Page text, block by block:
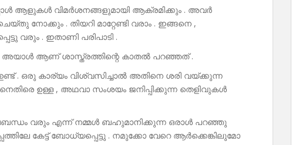
ആളുകൾ വിമർശനങ്ങളുമായി ആക്രമിക്കും . അവർ
നോക്കും . തിയറി മാറ്റേണ്ടി വരാം . ഇങ്ങനെ ,
വരും . ഇതാണി പരിപാടി .
അയാൾ ആണ് ശാസ്ത്രത്തിന്റെ കാതൽ പറഞ്ഞത് .
. ഒരു കാര്യം വിശ്വസിച്ചാൽ അതിനെ ശരി വയ്ക്കുന്ന
ഉള്ള , അഥവാ സംശയം ജനിപ്പിക്കുന്ന തെളിവുകൾ
വരും എന്ന് നമ്മൾ ബഹുമാനിക്കുന്ന ഒരാൾ പറഞ്ഞു
കേട്ട് ബോധ്യപ്പെട്ടു . നമുക്കോ വേറെ ആർക്കെങ്കിലുമോ